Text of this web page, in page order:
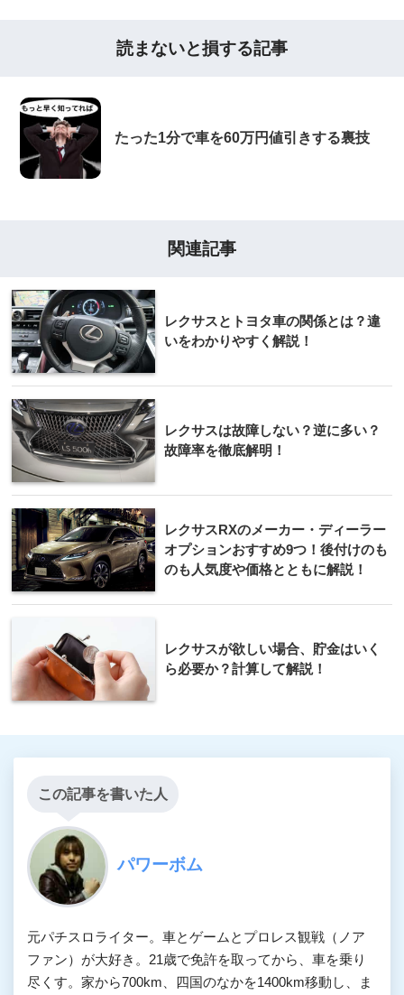
読まないと損する記事
たった1分で車を60万円値引きする裏技
関連記事
レクサスとトヨタ車の関係とは？違
いをわかりやすく解説！
レクサスは故障しない？逆に多い？
故障率を徹底解明！
レクサスRXのメーカー・ディーラー
オプションおすすめ9つ！後付けのも
のも人気度や価格とともに解説！
レクサスが欲しい場合、貯金はいく
ら必要か？計算して解説！
この記事を書いた人
パワーボム
元パチスロライター。車とゲームとプロレス観戦（ノア
ファン）が大好き。21歳で免許を取ってから、車を乗り
尽くす。家から700km、四国のなかを1400km移動し、ま